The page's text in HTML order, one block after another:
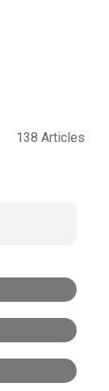
138 Articles